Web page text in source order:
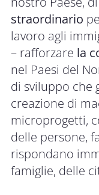
straordinario
lavoro agli
– rafforzare la
nel Paesi del
di sviluppo che
creazione di
microprogetti,
delle persone,
rispondano
famiglie, delle